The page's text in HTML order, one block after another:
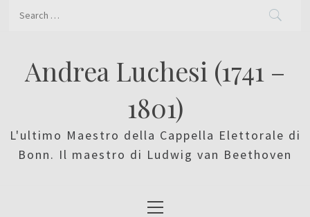
Andrea Luchesi (1741 –
1801)
L'ultimo Maestro della Cappella Elettorale di
Bonn. Il maestro di Ludwig van Beethoven
Menu